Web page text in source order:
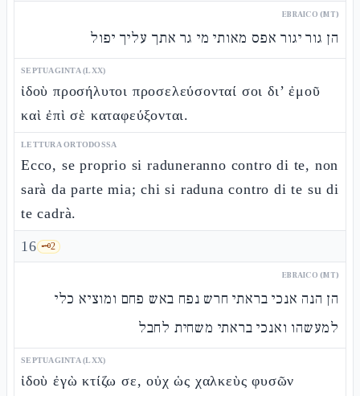
EBRAICO (MT)
הן גור יגור אפס מאותי מי גר אתך עליך יפול
SEPTUAGINTA (LXX)
ἰδοὺ προσήλυτοι προσελεύσονταί σοι δι’ ἐμοῦ
καὶ ἐπὶ σὲ καταφεύξονται.
LETTURA ORTODOSSA
Ecco, se proprio si raduneranno contro di te, non
sarà da parte mia; chi si raduna contro di te su di
te cadrà.
16 🗝️2
EBRAICO (MT)
הן הנה אנכי בראתי חרש נפח באש פחם ומוציא כלי
למעשהו ואנכי בראתי משחית לחבל
SEPTUAGINTA (LXX)
ἰδοὺ ἐγὼ κτίζω σε, οὐχ ὡς χαλκεὺς φυσῶν